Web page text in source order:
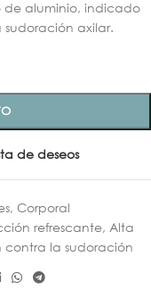
de aluminio, indicado
axilar.
de deseos
, Corporal
refrescante, Alta
contra la sudoración